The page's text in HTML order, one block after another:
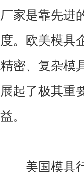
厂家是靠先进
度。欧美模具
精密、复杂模
展起了极其重
益。
美国模